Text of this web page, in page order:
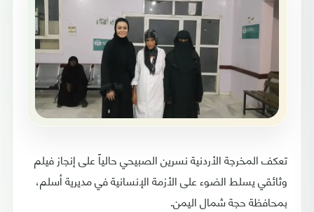
تعكف المخرجة الأردنية نسرين الصبيحي حالياً على إنجاز فيلم
وثائقي يسلط الضوء على الأزمة الإنسانية في مديرية أسلم،
بمحافظة حجة شمال اليمن.